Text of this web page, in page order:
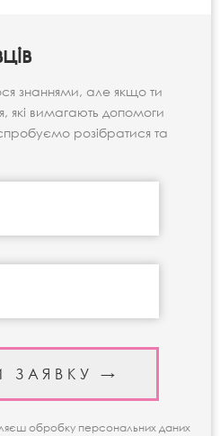
знаннями, але якщо ти
які вимагають допомоги
розібратися та
обробку персональних даних